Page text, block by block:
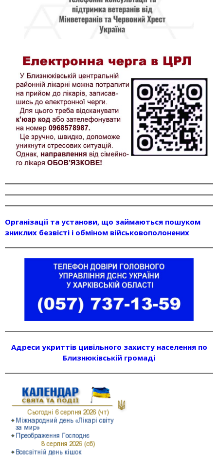
Організації та установи, що займаються пошуком
зниклих безвісті і обміном військовополонених
Адреси укриттів цивільного захисту населення по
Близнюківській громаді